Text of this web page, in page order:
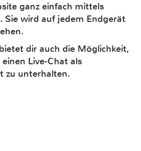
ganz einfach mittels
Sie wird auf jedem Endgerät
dir auch die Möglichkeit,
Live-Chat als
zu unterhalten.